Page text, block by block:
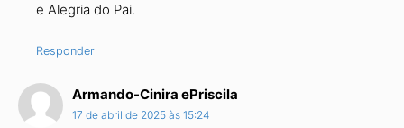
e Alegria do Pai.
Responder
Armando-Cinira ePriscila
17 de abril de 2025 às 15:24